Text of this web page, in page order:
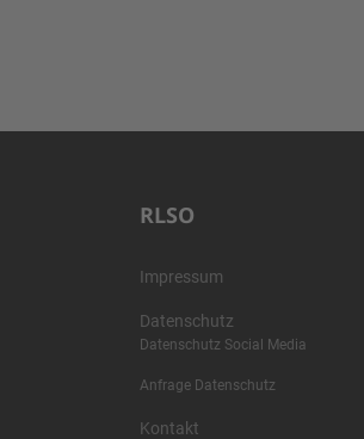
RLSO
Impressum
Datenschutz
Datenschutz Social Media
Anfrage Datenschutz
Kontakt